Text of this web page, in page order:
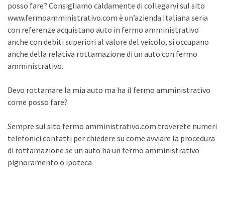
posso fare? Consigliamo caldamente di collegarvi sul sito
www.fermoamministrativo.com è un’azienda Italiana seria
con referenze acquistano auto in fermo amministrativo
anche con debiti superiori al valore del veicolo, si occupano
anche della relativa rottamazione di un auto con fermo
amministrativo.
Devo rottamare la mia auto ma ha il fermo amministrativo
come posso fare?
Sempre sul sito fermo amministrativo.com troverete numeri
telefonici contatti per chiedere su come avviare la procedura
di rottamazione se un auto ha un fermo amministrativo
pignoramento o ipoteca